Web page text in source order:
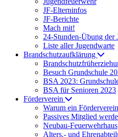
JF-Elterninfos
JF-Berichte
Mach mit!
24-Stunden-Übung der
Liste aller Jugendwarte
Brandschutzaufklärung
Besuch Grundschule
BSA 2023:
BSA für Senioren 2023
Förderverein
Warum ein
Passives Mitglied
Neubau-Feuerwehrhaus
Alters.- und